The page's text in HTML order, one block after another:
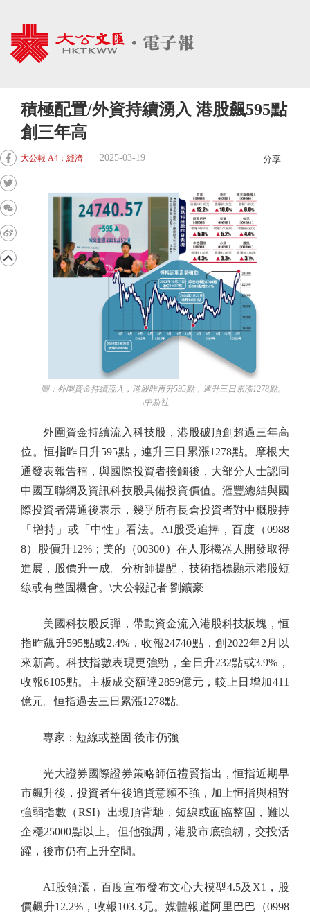
積極配置/外資持續湧入 港股飆595點
創三年高
大公報 A4：經濟 2025-03-19 分享
圖：外圍資金持續流入，港股昨再升595點，連升三日累漲1278點。
\中新社
外圍資金持續流入科技股，港股破頂創超過三年高
位。恒指昨日升595點，連升三日累漲1278點。摩根大
通發表報告稱，與國際投資者接觸後，大部分人士認同
中國互聯網及資訊科技股具備投資價值。滙豐總結與國
際投資者溝通後表示，幾乎所有長倉投資者對中概股持
「增持」或「中性」看法。AI股受追捧，百度（0988
8）股價升12%；美的（00300）在人形機器人開發取得
進展，股價升一成。分析師提醒，技術指標顯示港股短
線或有整固機會。\大公報記者 劉鑛豪
美國科技股反彈，帶動資金流入港股科技板塊，恒
指昨飆升595點或2.4%，收報24740點，創2022年2月以
來新高。科技指數表現更強勁，全日升232點或3.9%，
收報6105點。主板成交額達2859億元，較上日增加411
億元。恒指過去三日累漲1278點。
專家：短線或整固 後市仍強
光大證券國際證券策略師伍禮賢指出，恒指近期早
市飆升後，投資者午後追貨意願不強，加上恒指與相對
強弱指數（RSI）出現頂背馳，短線或面臨整固，難以
企穩25000點以上。但他強調，港股市底強韌，交投活
躍，後市仍有上升空間。
AI股領漲，百度宣布發布文心大模型4.5及X1，股
價飆升12.2%，收報103.3元。媒體報道阿里巴巴（0998